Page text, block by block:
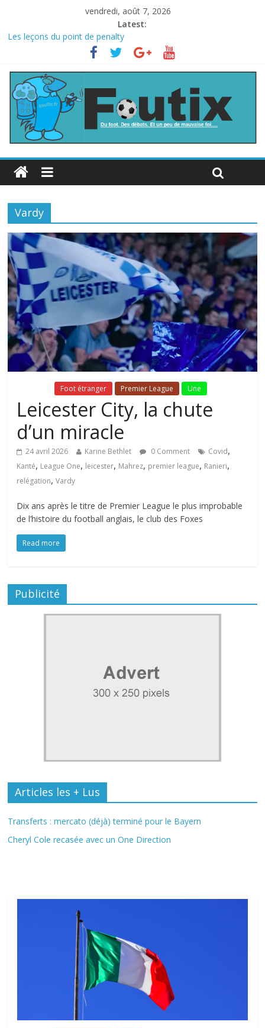
vendredi, août 7, 2026
Latest:
Les leçons du point de penalty
Le football italien retombe dans le chaos
La FIFA veut vendre une part de la Coupe du monde à des fonds
privés, la planète football s’insurge
Les curiosités de la Coupe du monde
L’Inde et la Chine, trop mauvais au football ?
Vardy
Foot étranger Premier League Une
Leicester City, la chute
d’un miracle
24 avril 2026 Karine Bethlet 0 Comment Covid,
Kanté, League One, leicester, Mahrez, premier league, Ranieri,
relégation,Vardy
Dix ans après le titre de Premier League le plus improbable
de l’histoire du football anglais, le club des Foxes
Read more
Publicité
Articles les + Lus
Transferts : mercato (déjà) terminé pour le Bayern
Cheryl Cole recasée avec un One Direction